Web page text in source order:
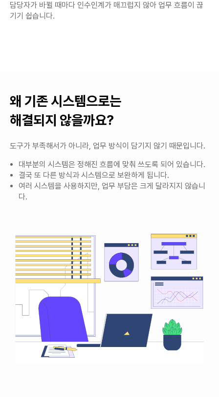
담당자가 바뀔 때마다 인수인계가 매끄럽지 않아 업무 흐름이 끊
기기 쉽습니다.
왜 기존 시스템으로는
해결되지 않을까요?
도구가 부족해서가 아니라, 업무 방식이 담기지 않기 때문입니다.
대부분의 시스템은 정해진 흐름에 맞춰 쓰도록 되어 있습니다.
결국 또 다른 방식과 시스템으로 보완하게 됩니다.
여러 시스템을 사용하지만, 업무 부담은 크게 달라지지 않습니
다.